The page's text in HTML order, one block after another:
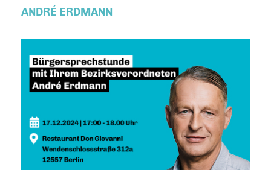
ANDRÉ ERDMANN